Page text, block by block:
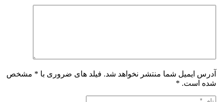
آدرس ایمیل شما منتشر نخواهد شد. فیلد های ضروری با * مشخص
شده است. *